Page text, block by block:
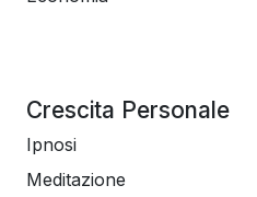
Crescita Personale
Ipnosi
Meditazione